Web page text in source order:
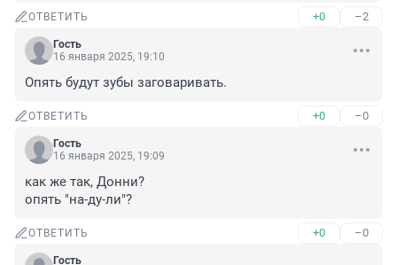
ОТВЕТИТЬ +0 –2
Гость
16 января 2025, 19:10
Опять будут зубы заговаривать.
ОТВЕТИТЬ +0 –0
Гость
16 января 2025, 19:09
как же так, Донни?
опять "на-ду-ли"?
ОТВЕТИТЬ +0 –0
Гость